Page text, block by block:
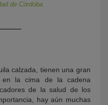
de Córdoba
calzada, tienen una gran
en la cima de la cadena
de la salud de los
hay aún muchas